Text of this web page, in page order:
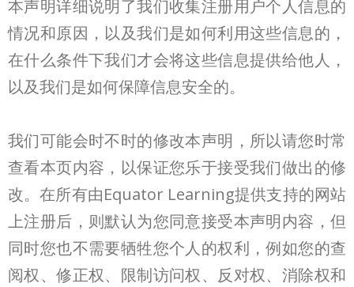
本声明详细说明了我们收集注册用户个人信息的
情况和原因，以及我们是如何利用这些信息的，
在什么条件下我们才会将这些信息提供给他人，
以及我们是如何保障信息安全的。
我们可能会时不时的修改本声明，所以请您时常
查看本页内容，以保证您乐于接受我们做出的修
改。在所有由Equator Learning提供支持的网站
上注册后，则默认为您同意接受本声明内容，但
同时您也不需要牺牲您个人的权利，例如您的查
阅权、修正权、限制访问权、反对权、消除权和